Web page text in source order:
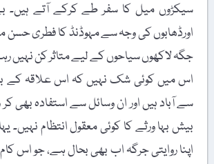
سیکڑوں میل کا سفر طے کرکے آتے ہیں۔
اورڈھابوں کی وجہ سے مہوڈنڈ کا فطری حسن
جگہ لاکھوں سیاحوں کے لیے متاثر کن نہیں
اس میں کوئی شک نہیں کہ اس علاقہ کے
سے آباد ہیں اور ان وسائل سے استفادہ بھی
بیش بہا ورثے کا کوئی معقول انتظام نہیں۔
اپنا روایتی جرگہ اب بھی بحال ہے، جو اس کام